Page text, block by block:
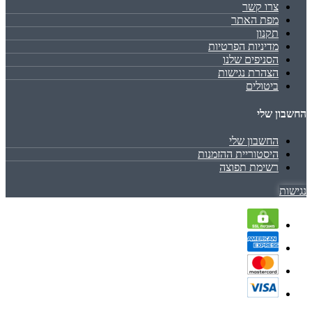
צרו קשר
מפת האתר
תקנון
מדיניות הפרטיות
הסניפים שלנו
הצהרת נגישות
ביטולים
החשבון שלי
החשבון שלי
היסטוריית ההזמנות
רשימת תפוצה
נגישות